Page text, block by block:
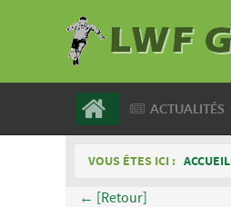
ACTUALITÉS
VOUS ÊTES ICI : ACCUEIL
← [Retour]